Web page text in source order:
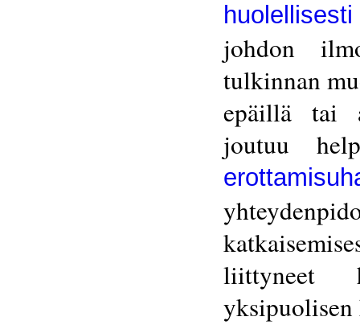
johdon
tulkinnan
epäillä tai
joutuu
liittyneet